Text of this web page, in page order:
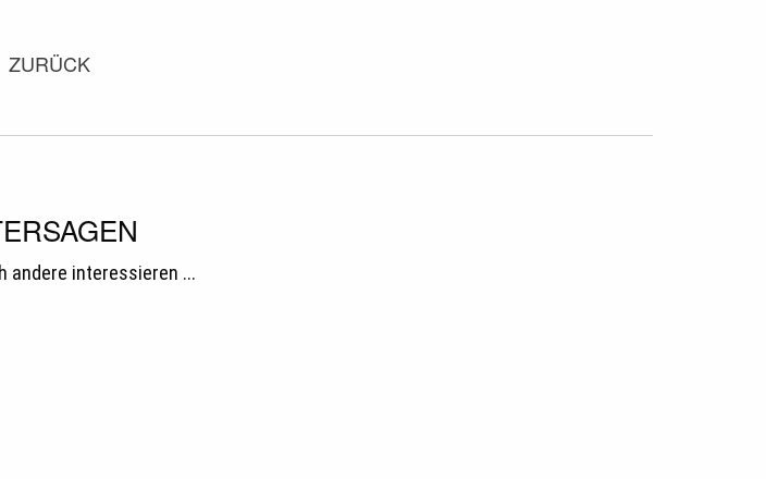
ZURÜCK
andere interessieren ...